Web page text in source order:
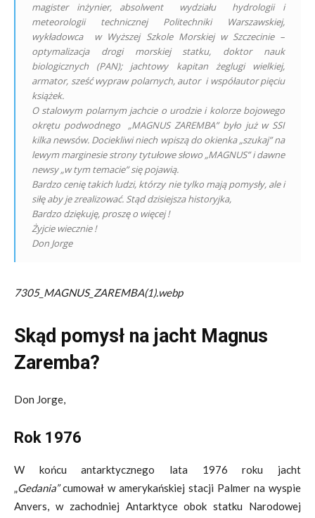
magister inżynier, absolwent wydziału hydrologii i
meteorologii technicznej Politechniki Warszawskiej,
wykładowca w Wyższej Szkole Morskiej w Szczecinie –
optymalizacja drogi morskiej statku, doktor nauk
biologicznych (PAN); jachtowy kapitan żeglugi wielkiej,
armator, sześć wypraw polarnych, autor i współautor pięciu
książek.
O stalowym polarnym jachcie o urodzie i kolorze bojowego
okrętu podwodnego „MAGNUS ZAREMBA” było już w SSI
kilkanewsów. Dociekliwi niech wpiszą do okienka „szukaj” na
lewym marginesie strony tytułowe słowo „MAGNUS” i dawne
newsy„w tym temacie” się pojawią.
Bardzo cenię takich ludzi, którzy nie tylko mają pomysły, ale i
siłę aby je zrealizować. Stąd dzisiejszahistoryjka,
Bardzo dziękuję, proszę o więcej !
Żyjcie wiecznie !
Don Jorge
7305_MAGNUS_ZAREMBA(1).webp
Skąd pomysł na jacht Magnus
Zaremba?
Don Jorge,
Rok 1976
W końcu antarktycznego lata 1976 roku jacht
„Gedania”cumował w amerykańskiej stacji Palmer na wyspie
Anvers, w zachodniej Antarktyce obok statku Narodowej